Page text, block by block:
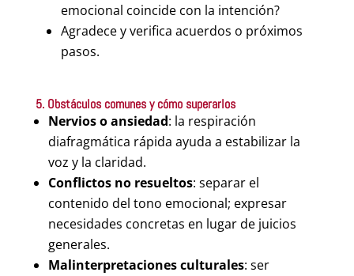
emocional coincide con la intención?
Agradece y verifica acuerdos o próximos
pasos.
5. Obstáculos comunes y cómo superarlos
Nervios o ansiedad: la respiración
diafragmática rápida ayuda a estabilizar la
voz y la claridad.
Conflictos no resueltos: separar el
contenido del tono emocional; expresar
necesidades concretas en lugar de juicios
generales.
Malinterpretaciones culturales: ser